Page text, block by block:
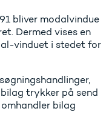
bliver modalvindue
Dermed vises en
vinduet i stedet for
trykker på send
bilag